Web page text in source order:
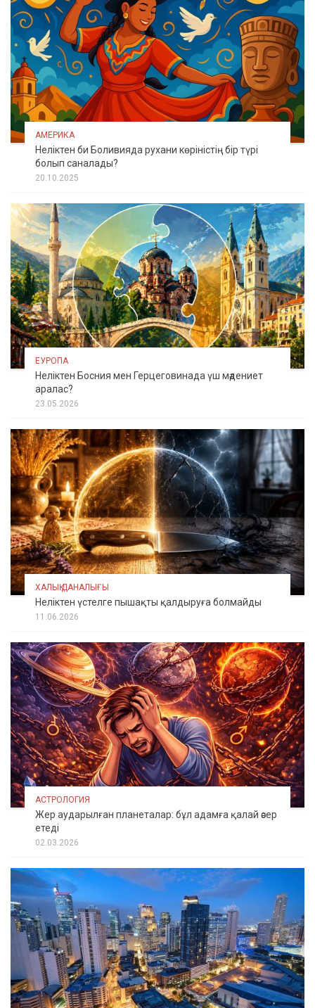
АМЕРИКА
Неліктен би Боливияда рухани көріністің бір түрі
болып саналады?
20.10.2025
ЕУРОПА
Неліктен Босния мен Герцеговинада үш мәдениет
аралас?
23.05.2026
ХАЛЫҚ ДАНАЛЫҒЫ
Неліктен үстелге пышақты қалдыруға болмайды
11.06.2026
АСТРОЛОГИЯ
Жер аударылған планеталар: бұл адамға қалай әсер
етеді
02.03.2026